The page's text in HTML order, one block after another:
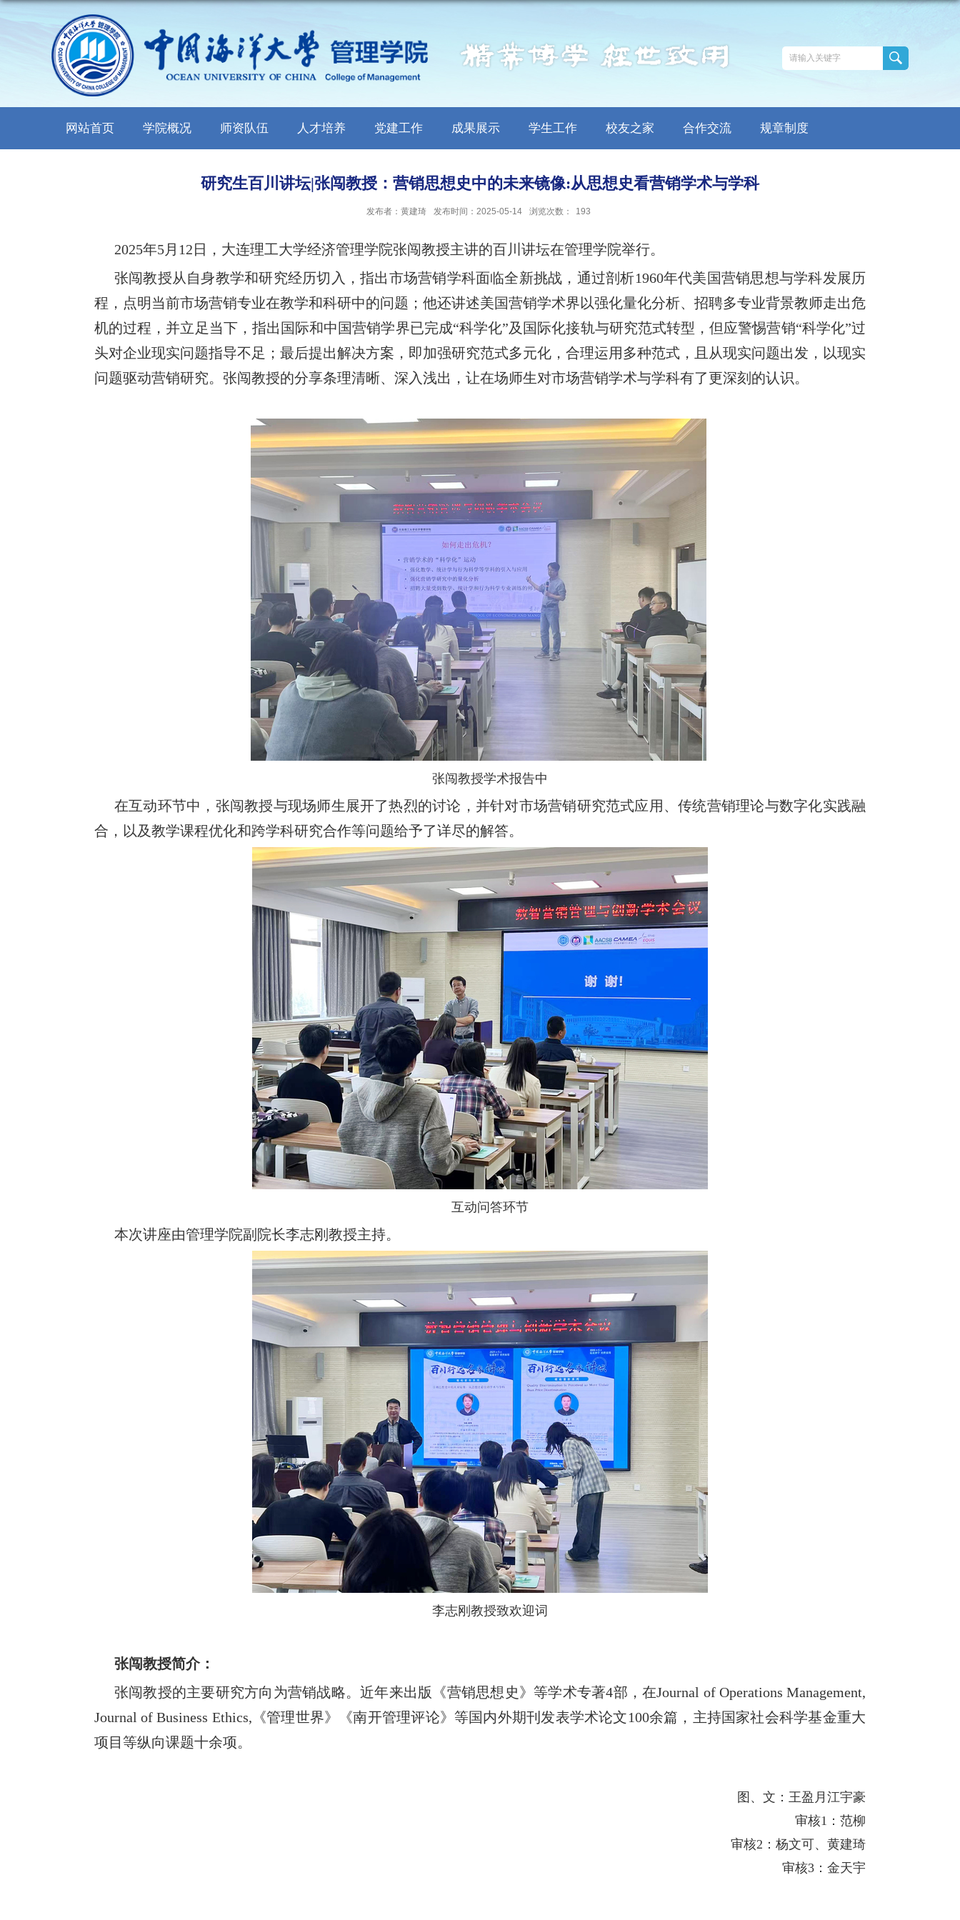
网站首页 学院概况 师资队伍 人才培养 党建工作 成果展示 学生工作 校友之家 合作交流 规章制度
研究生百川讲坛|张闯教授：营销思想史中的未来镜像:从思想史看营销学术与学科
发布者：黄建琦 发布时间：2025-05-14 浏览次数： 193
2025年5月 12 日，大连理工大学经济管理学院张闯教授主讲的百川讲坛在管理学院举行。
张闯教授从自身教学和研究经历切入，指出市场营销学科面临全新挑战，通过剖析1960年代美国营销思想与学科发展历
程，点明当前市场营销专业在教学和科研中的问题；他还讲述美国营销学术界以强化量化分析、招聘多专业背景教师走出危
机的过程，并立足当下，指出国际和中国营销学界已完成“科学化”及国际化接轨与研究范式转型，但应警惕营销“科学化”过
头对企业现实问题指导不足；最后提出解决方案，即加强研究范式多元化，合理运用多种范式，且从现实问题出发，以现实
问题驱动营销研究。张闯教授的分享条理清晰、深入浅出，让在场师生对市场营销学术与学科有了更深刻的认识。
张闯教授学术报告中
在互动环节中，张闯教授与现场师生展开了热烈的讨论 ，并针对市场营销研究范式应用、传统营销理论与数字化实践融
合，以及教学课程优化和跨学科研究合作等问题给予了详尽的解答。
互动问答环节
本次讲座由管理学院副院长李志刚教授主持。
李志刚教授致欢迎词
张闯教授简介：
张闯教授的主要研究方向为营销战略。近年来出版《营销思想史》等学术专著4部，在Journal of Operations Management,
Journal of Business Ethics, 《管理世界》《南开管理评论》等国内外期刊发表学术论文100余篇，主持国家社会科学基金重大
项目等纵向课题十余项。
图、文：王盈月 江宇豪
审核1 ：范柳
审核2 ：杨文可、黄建琦
审核3 ：金天宇